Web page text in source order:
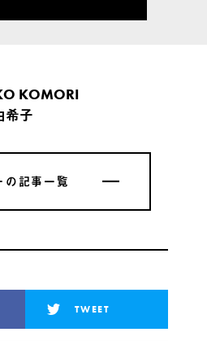
KOMORI
希子
の記事一覧
の記事一覧
TWEET